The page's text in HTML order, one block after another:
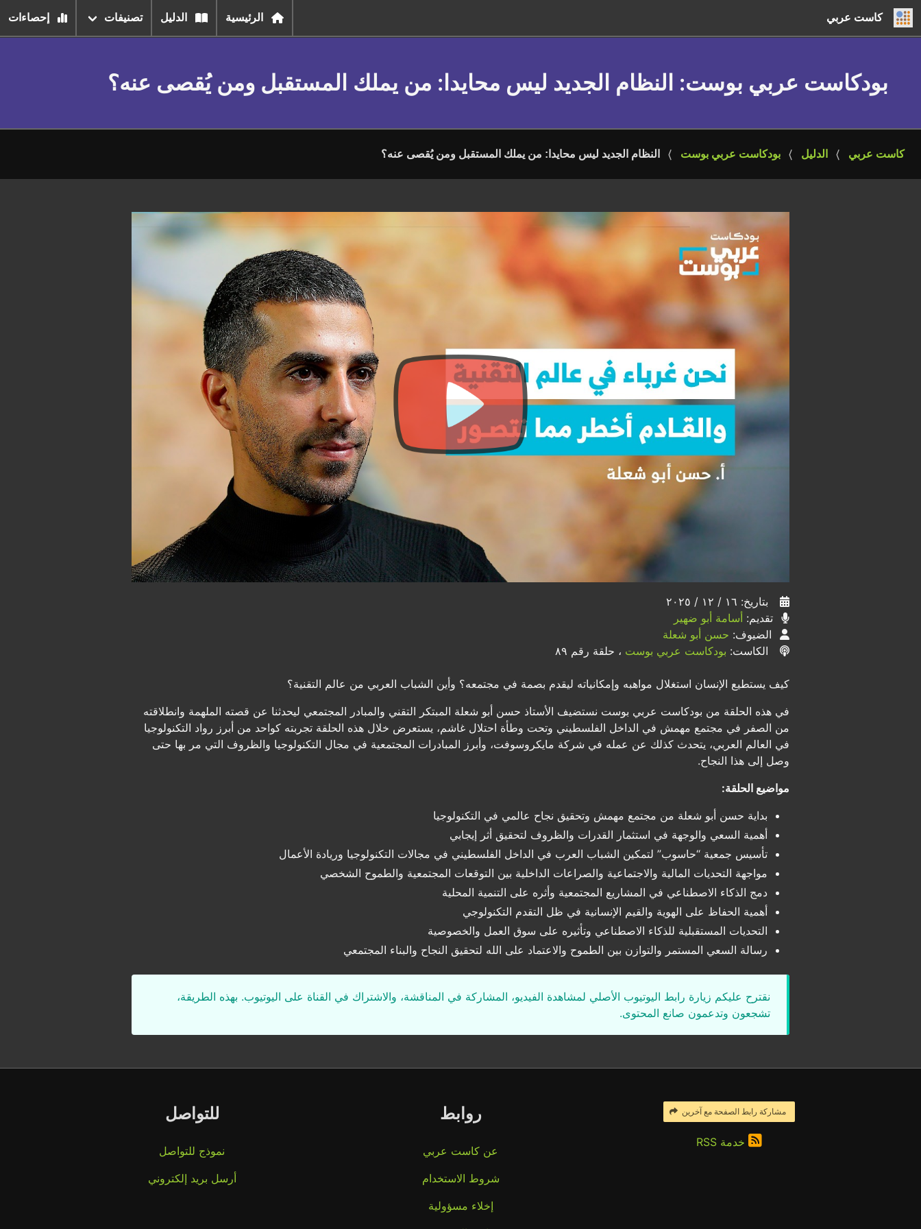
كاست عربي الرئيسية الدليل تصنيفات إحصاءات
بودكاست عربي بوست: النظام الجديد ليس محايدا: من يملك المستقبل ومن يُقصى عنه؟
كاست عربي الدليل بودكاست عربي بوست النظام الجديد ليس محايدا: من يملك المستقبل ومن يُقصى عنه؟
بتاريخ: ١٦ / ١٢ / ٢٠٢٥
تقديم: أسامة أبو ضهير
الضيوف: حسن أبو شعلة
الكاست: بودكاست عربي بوست ، حلقة رقم ٨٩
كيف يستطيع الإنسان استغلال مواهبه وإمكانياته ليقدم بصمة في مجتمعه؟ وأين الشباب العربي من عالم التقنية؟
في هذه الحلقة من بودكاست عربي بوست نستضيف الأستاذ حسن أبو شعلة المبتكر التقني والمبادر المجتمعي ليحدثنا عن قصته الملهمة وانطلاقته
من الصفر في مجتمع مهمش في الداخل الفلسطيني وتحت وطأة احتلال غاشم، يستعرض خلال هذه الحلقة تجربته كواحد من أبرز رواد التكنولوجيا
في العالم العربي، يتحدث كذلك عن عمله في شركة مايكروسوفت، وأبرز المبادرات المجتمعية في مجال التكنولوجيا والظروف التي مر بها حتى
وصل إلى هذا النجاح.
مواضيع الحلقة:
بداية حسن أبو شعلة من مجتمع مهمش وتحقيق نجاح عالمي في التكنولوجيا
أهمية السعي والوجهة في استثمار القدرات والظروف لتحقيق أثر إيجابي
تأسيس جمعية “حاسوب” لتمكين الشباب العرب في الداخل الفلسطيني في مجالات التكنولوجيا وريادة الأعمال
مواجهة التحديات المالية والاجتماعية والصراعات الداخلية بين التوقعات المجتمعية والطموح الشخصي
دمج الذكاء الاصطناعي في المشاريع المجتمعية وأثره على التنمية المحلية
أهمية الحفاظ على الهوية والقيم الإنسانية في ظل التقدم التكنولوجي
التحديات المستقبلية للذكاء الاصطناعي وتأثيره على سوق العمل والخصوصية
رسالة السعي المستمر والتوازن بين الطموح والاعتماد على الله لتحقيق النجاح والبناء المجتمعي
نقترح عليكم زيارة رابط اليوتيوب الأصلي لمشاهدة الفيديو، المشاركة في المناقشة، والاشتراك في القناة على اليوتيوب. بهذه الطريقة،
تشجعون وتدعمون صانع المحتوى.
مشاركة رابط الصفحة مع آخرين
خدمة RSS
روابط
عن كاست عربي
شروط الاستخدام
إخلاء مسؤولية
للتواصل
نموذج للتواصل
أرسل بريد إلكتروني